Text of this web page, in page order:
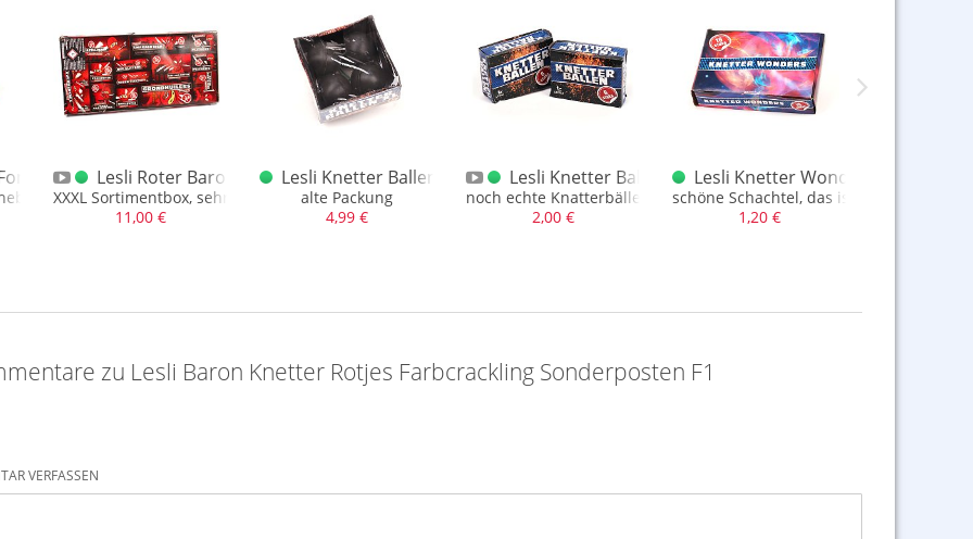
Sonderposten F1
Vegas Vulcano
dem echten Wondercone
Lesli Roter Baron Mix XXXL Vuurwerk Mix Sonderposten F1
XXXL Sortimentbox, sehr groß, viele Artikel
11,00 €
Lesli Knetter Ballen XL alt 4er
alte Packung
4,99 €
Lesli Knetter Ballen 6er - Neuzeitrarität
noch echte Knatterbälle
2,00 €
Lesli Knetter Wonders 16 Stuks
schöne Schachtel, das ist hier die
1,20 €
zu Lesli Baron Knetter Rotjes Farbcrackling Sonderposten F1
VERFASSEN